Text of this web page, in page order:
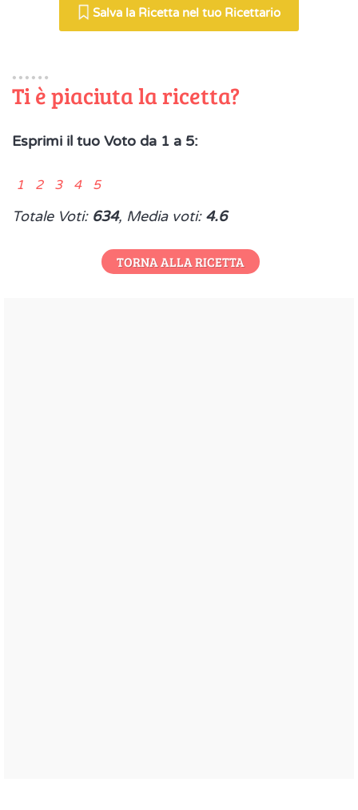
Salva la Ricetta nel tuo Ricettario
Ti è piaciuta la ricetta?
Esprimi il tuo Voto da 1 a 5:
1 2 3 4 5
Totale Voti: 634, Media voti: 4.6
TORNA ALLA RICETTA